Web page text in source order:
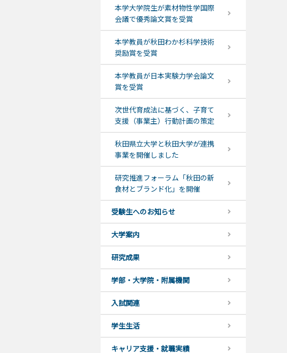
本学大学院生が素材物性学国際
会議で優秀論文賞を受賞
本学教員が秋田わか杉科学技術
奨励賞を受賞
本学教員が日本実験力学会論文
賞を受賞
次世代育成法に基づく、子育て
支援（事業主）行動計画の策定
秋田県立大学と秋田大学が連携
事業を開催しました
研究推進フォーラム「秋田の新
食材とブランド化」を開催
受験生へのお知らせ
大学案内
研究成果
学部・大学院・附属機関
入試関連
学生生活
キャリア支援・就職実績